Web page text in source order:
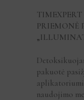
PRIEMONĖ
pakuotė
naudojimo